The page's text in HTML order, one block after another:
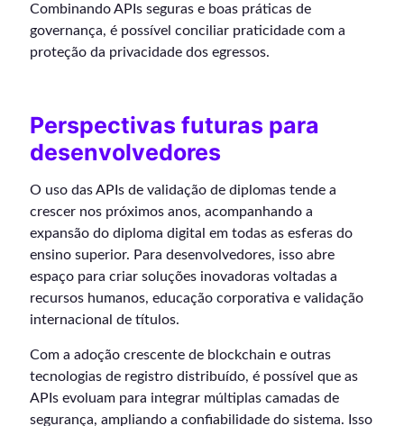
Combinando APIs seguras e boas práticas de
governança, é possível conciliar praticidade com a
proteção da privacidade dos egressos.
Perspectivas futuras para
desenvolvedores
O uso das APIs de validação de diplomas tende a
crescer nos próximos anos, acompanhando a
expansão do diploma digital em todas as esferas do
ensino superior. Para desenvolvedores, isso abre
espaço para criar soluções inovadoras voltadas a
recursos humanos, educação corporativa e validação
internacional de títulos.
Com a adoção crescente de blockchain e outras
tecnologias de registro distribuído, é possível que as
APIs evoluam para integrar múltiplas camadas de
segurança, ampliando a confiabilidade do sistema. Isso